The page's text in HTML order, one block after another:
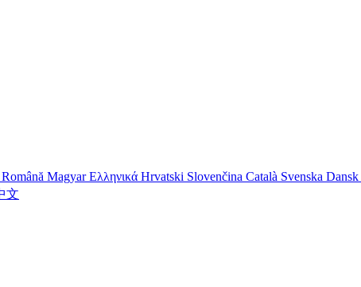
Română MagyarΕλληνικά Hrvatski Slovenčina Català Svenska Dansk
文